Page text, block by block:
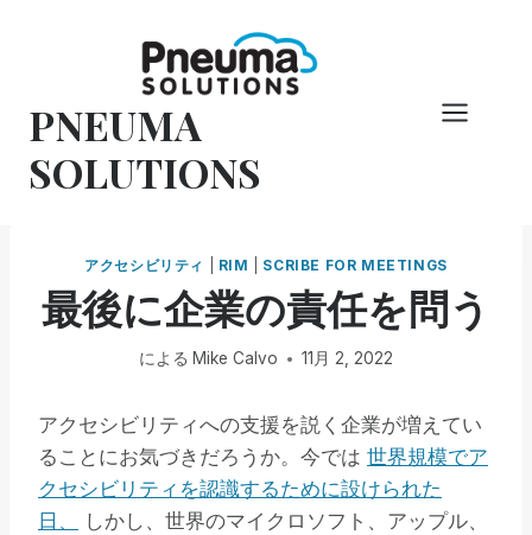
PNEUMA
SOLUTIONS
アクセシビリティ RIM SCRIBE FOR MEETINGS
最後に企業の責任を問う
による Mike Calvo 11月 2, 2022
アクセシビリティへの支援を説く企業が増えてい
ることにお気づきだろうか。今では 世界規模でア
クセシビリティを認識するために設けられた
日、
しかし、世界のマイクロソフト、アップル、